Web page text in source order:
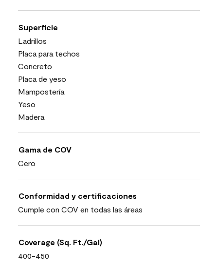
Superficie
Ladrillos
Placa para techos
Concreto
Placa de yeso
Mampostería
Yeso
Madera
Gama de COV
Cero
Conformidad y certificaciones
Cumple con COV en todas las áreas
Coverage (Sq. Ft./Gal)
400-450